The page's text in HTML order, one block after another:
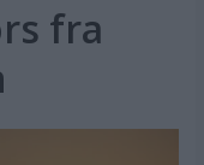
fra